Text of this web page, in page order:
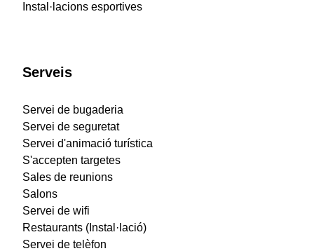
Instal·lacions esportives
Serveis
Servei de bugaderia
Servei de seguretat
Servei d'animació turística
S'accepten targetes
Sales de reunions
Salons
Servei de wifi
Restaurants (Instal·lació)
Servei de telèfon